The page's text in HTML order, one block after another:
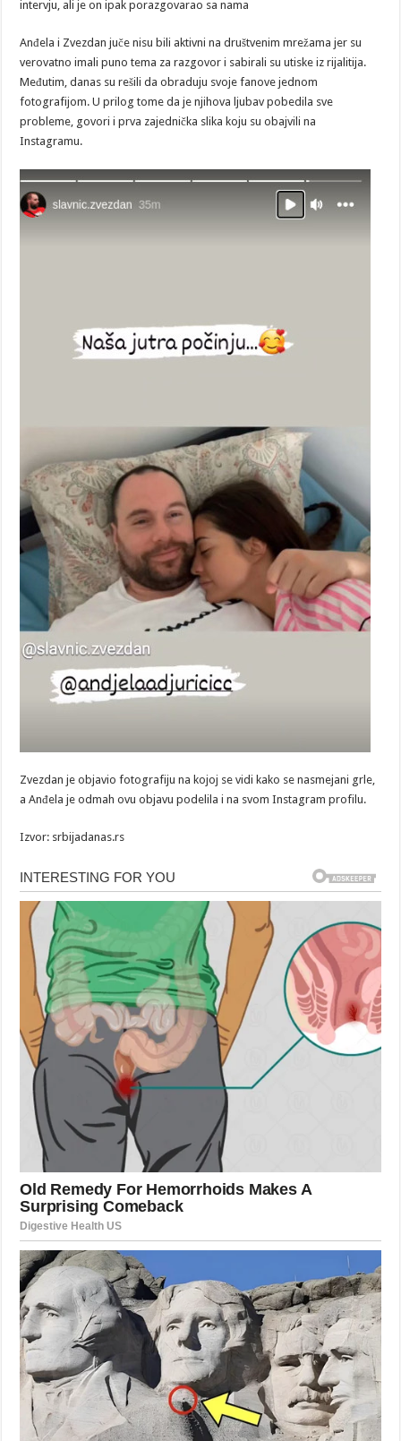
intervju, ali je on ipak porazgovarao sa nama
Anđela i Zvezdan juče nisu bili aktivni na društvenim mrežama jer su
verovatno imali puno tema za razgovor i sabirali su utiske iz rijalitija.
Međutim, danas su rešili da obraduju svoje fanove jednom
fotografijom. U prilog tome da je njihova ljubav pobedila sve
probleme, govori i prva zajednička slika koju su obajvili na
Instagramu.
Zvezdan je objavio fotografiju na kojoj se vidi kako se nasmejani grle,
a Anđela je odmah ovu objavu podelila i na svom Instagram profilu.
Izvor: srbijadanas.rs